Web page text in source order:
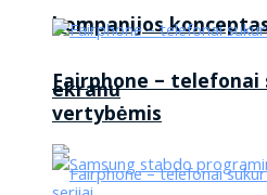
kompanijos
ekranu
Fairphone –
vertybėmis